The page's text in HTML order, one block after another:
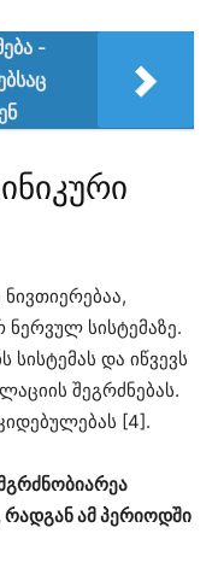
-
სისტემაზე.
სისტემას და იწვევს
შეგრძნებას.
[4].
რადგან ამ პერიოდში